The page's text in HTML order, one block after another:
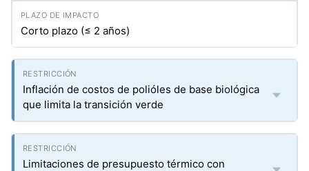
Corto plazo (≤ 2 años)
Inflación de costos de polióles de base biológica
que limita la transición verde
Limitaciones de presupuesto térmico con